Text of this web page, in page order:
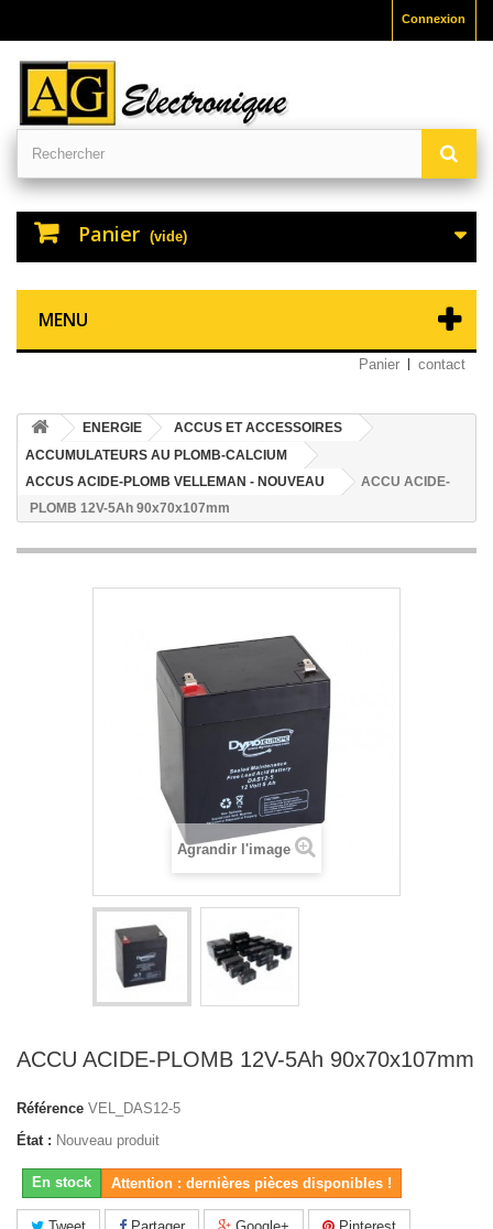
Connexion
Panier (vide)
MENU
Panier contact
ENERGIE
ACCUS ET ACCESSOIRES
ACCUMULATEURS AU PLOMB-CALCIUM
ACCUS ACIDE-PLOMB VELLEMAN - NOUVEAU
ACCU ACIDE-
PLOMB 12V-5Ah 90x70x107mm
Agrandir l'image
ACCU ACIDE-PLOMB 12V-5Ah 90x70x107mm
Référence VEL_DAS12-5
État : Nouveau produit
En stock Attention : dernières pièces disponibles !